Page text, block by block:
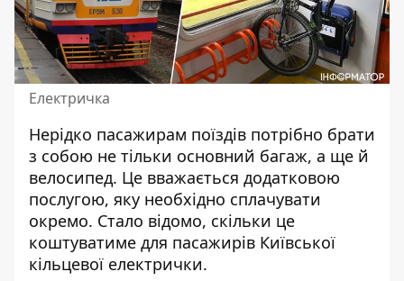
Електричка
Нерідко пасажирам поїздів потрібно брати
з собою не тільки основний багаж, а ще й
велосипед. Це вважається додатковою
послугою, яку необхідно сплачувати
окремо. Стало відомо, скільки це
коштуватиме для пасажирів Київської
кільцевої електрички.